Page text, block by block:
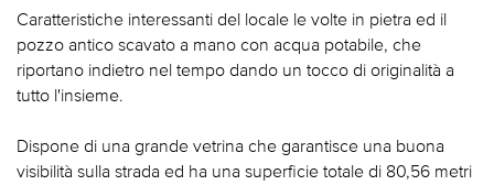
Caratteristiche interessanti del locale le volte in pietra ed il
pozzo antico scavato a mano con acqua potabile, che
riportano indietro nel tempo dando un tocco di originalità a
tutto l'insieme.
Dispone di una grande vetrina che garantisce una buona
visibilità sulla strada ed ha una superficie totale di 80,56 metri